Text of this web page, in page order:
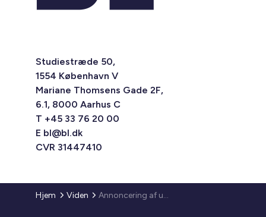
Studiestræde 50,
1554 København V
Mariane Thomsens Gade 2F,
6.1, 8000 Aarhus C
T +45 33 76 20 00
E bl@bl.dk
CVR 31447410
Hjem Viden Annoncering af udbud af vare- og tjenesteydelseskontrakter på www.udbud.dk